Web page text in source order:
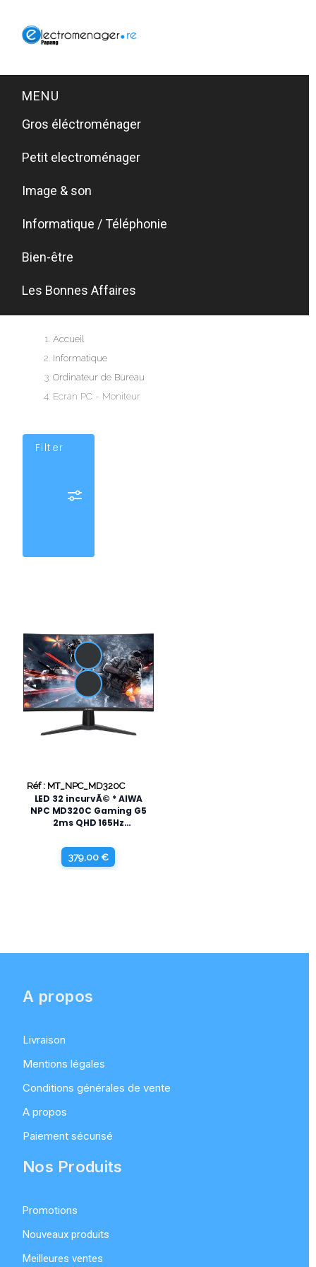
MENU
Gros éléctroménager
Petit electroménager
Image & son
Informatique / Téléphonie
Bien-être
Les Bonnes Affaires
Accueil
Informatique
Ordinateur de Bureau
Ecran PC - Moniteur
Filter
Réf : MT_NPC_MD320C
LED 32 incurvÃ© * AIWA
NPC MD320C Gaming G5
2ms QHD 165Hz
OFFERTE
379,00 €
A propos
Livraison
Mentions légales
Conditions générales de vente
A propos
Paiement sécurisé
Nos Produits
Promotions
Nouveaux produits
Meilleures ventes